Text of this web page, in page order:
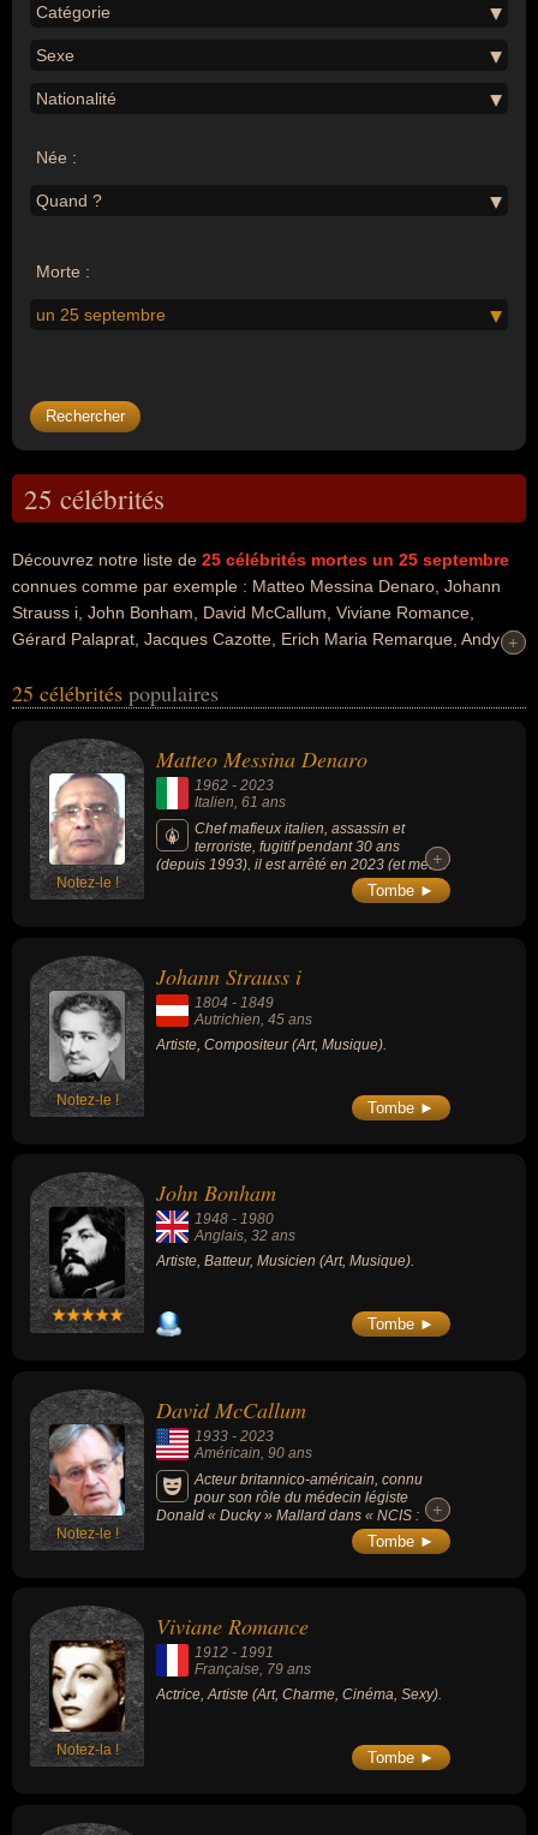
Catégorie
Sexe
Nationalité
Née :
Quand ?
Morte :
un 25 septembre
25 célébrités
Découvrez notre liste de 25 célébrités mortes un 25 septembre
connues comme par exemple : Matteo Messina Denaro, Johann
Strauss i, John Bonham, David McCallum, Viviane Romance,
Gérard Palaprat, Jacques Cazotte, Erich Maria Remarque, Andy
des liens variés dans les domaines de l'assassinat, de l'homicide,
racket, du terrorisme, de l'art, de la musique, du cinéma, de la
télévision, du charme, sexy, de la littérature ou du dessin. Ces
célébrités peuvent également avoir été assassin, criminel, hors-la-
loi, meurtrier, racketteur, terroriste, trafiquant de drogue, artiste,
compositeur, batteur, musicien, acteur, chanteur, parolier, écrivain,
dessinateur ou illustrateur. En ce qui concerne leurs nationalités au
moment de leurs morts, ils peuvent avoir été italien, autrichien,
+
+
25 célébrités populaires
Notez-le !
Matteo Messina Denaro
1962 - 2023
Italien, 61 ans
Chef mafieux italien, assassin et
terroriste, fugitif pendant 30 ans
(depuis 1993), il est arrêté en 2023 (et meurt
+
+
Tombe ►
Notez-le !
Johann Strauss i
1804 - 1849
Autrichien , 45 ans
Artiste, Compositeur (Art, Musique).
Tombe ►
John Bonham
1948 - 1980
Anglais, 32 ans
Artiste, Batteur, Musicien (Art, Musique).
Tombe ►
Notez-le !
David McCallum
1933 - 2023
Américain , 90 ans
Acteur britannico-américain, connu
pour son rôle du médecin légiste
Donald « Ducky » Mallard dans « NCIS :
Enquêtes spéciales » (2003-2023), d'Illya
Kouriakine, un agent secret d'origine russe
(1963).
+
+
Tombe ►
Notez-la !
Viviane Romance
1912 - 1991
Française, 79 ans
Actrice, Artiste (Art, Charme, Cinéma, Sexy).
Tombe ►